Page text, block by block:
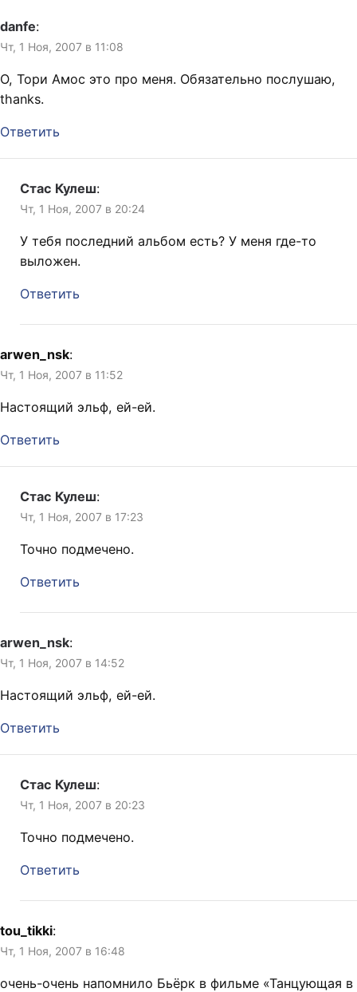
danfe:
Чт, 1 Ноя, 2007 в 11:08
О, Тори Амос это про меня. Обязательно послушаю,
thanks.
Ответить
Стас Кулеш:
Чт, 1 Ноя, 2007 в 20:24
У тебя последний альбом есть? У меня где-то
выложен.
Ответить
arwen_nsk:
Чт, 1 Ноя, 2007 в 11:52
Настоящий эльф, ей-ей.
Ответить
Стас Кулеш:
Чт, 1 Ноя, 2007 в 17:23
Точно подмечено.
Ответить
arwen_nsk:
Чт, 1 Ноя, 2007 в 14:52
Настоящий эльф, ей-ей.
Ответить
Стас Кулеш:
Чт, 1 Ноя, 2007 в 20:23
Точно подмечено.
Ответить
tou_tikki:
Чт, 1 Ноя, 2007 в 16:48
очень-очень напомнило Бьёрк в фильме «Танцующая в